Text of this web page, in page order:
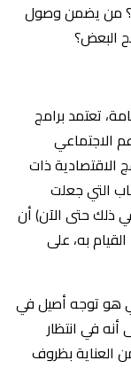
من يضمن وصول
البعض؟
تعتمد برامج
الاجتماعي
الاقتصادية ذات
التي جعلت
ذلك حتى الآن) أن
به، على
هو توجه أصيل في
في انتظار
العناية بظروف